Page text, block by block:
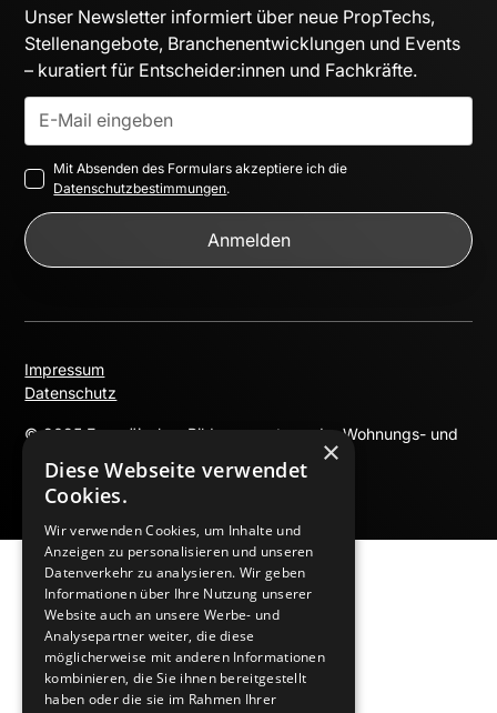
Unser Newsletter informiert über neue PropTechs,
Stellenangebote, Branchenentwicklungen und Events
– kuratiert für Entscheider:innen und Fachkräfte.
Mit Absenden des Formulars akzeptiere ich die
Datenschutzbestimmungen.
© 2025 Europäisches Bildungszentrum der Wohnungs- und
Impressum
Datenschutz
×
Diese Webseite verwendet
Cookies.
Wir verwenden Cookies, um Inhalte und
Anzeigen zu personalisieren und unseren
Datenverkehr zu analysieren. Wir geben
Informationen über Ihre Nutzung unserer
Website auch an unsere Werbe- und
Analysepartner weiter, die diese
möglicherweise mit anderen Informationen
kombinieren, die Sie ihnen bereitgestellt
haben oder die sie im Rahmen Ihrer